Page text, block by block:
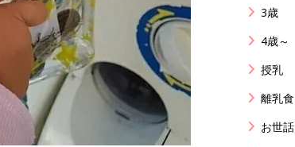
3歳
4歳～
授乳
離乳食
お世話